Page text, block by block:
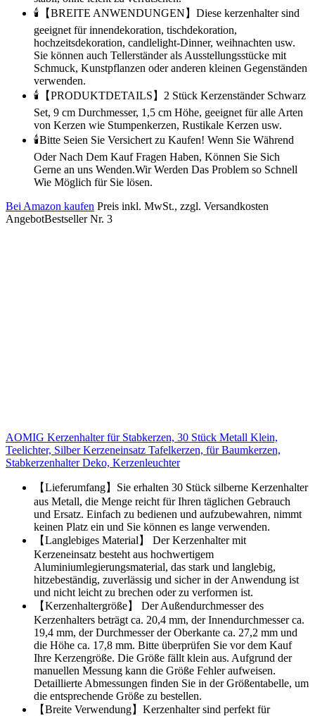
🕯️【BREITE ANWENDUNGEN】Diese kerzenhalter sind
geeignet für innendekoration, tischdekoration,
hochzeitsdekoration, candlelight-Dinner, weihnachten usw.
Sie können auch Tellerständer als Ausstellungsstücke mit
Schmuck, Kunstpflanzen oder anderen kleinen Gegenständen
verwenden.
🕯️【PRODUKTDETAILS】2 Stück Kerzenständer Schwarz
Set, 9 cm Durchmesser, 1,5 cm Höhe, geeignet für alle Arten
von Kerzen wie Stumpenkerzen, Rustikale Kerzen usw.
🕯️Bitte Seien Sie Versichert zu Kaufen! Wenn Sie Während
Oder Nach Dem Kauf Fragen Haben, Können Sie Sich
Gerne an uns Wenden.Wir Werden Das Problem so Schnell
Wie Möglich für Sie lösen.
Bei Amazon kaufen Preis inkl. MwSt., zzgl. Versandkosten
AngebotBestseller Nr. 3
AOMIG Kerzenhalter für Stabkerzen, 30 Stück Metall Klein,
Teelichter, Silber Kerzeneinsatz Tafelkerzen, für Baumkerzen,
Stabkerzenhalter Deko, Kerzenleuchter
【Lieferumfang】Sie erhalten 30 Stück silberne Kerzenhalter
aus Metall, die Menge reicht für Ihren täglichen Gebrauch
und Ersatz. Einfach zu bedienen und aufzubewahren, nimmt
keinen Platz ein und Sie können es lange verwenden.
【Langlebiges Material】 Der Kerzenhalter mit
Kerzeneinsatz besteht aus hochwertigem
Aluminiumlegierungsmaterial, das stark und langlebig,
hitzebeständig, zuverlässig und sicher in der Anwendung ist
und nicht leicht zu brechen oder zu verformen ist.
【Kerzenhaltergröße】 Der Außendurchmesser des
Kerzenhalters beträgt ca. 20,4 mm, der Innendurchmesser ca.
19,4 mm, der Durchmesser der Oberkante ca. 27,2 mm und
die Höhe ca. 17,8 mm. Bitte überprüfen Sie vor dem Kauf
Ihre Kerzengröße. Die Größe fällt klein aus. Aufgrund der
manuellen Messung kann die Größe Fehler aufweisen.
Detaillierte Abmessungen finden Sie in der Größentabelle, um
die entsprechende Größe zu bestellen.
【Breite Verwendung】Kerzenhalter sind perfekt für